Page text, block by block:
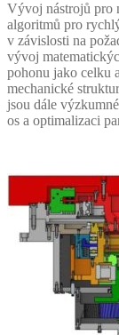
Vývoj nástrojů pro
algoritmů pro
v závislosti na
vývoj
pohonu jako celku
mechanické
jsou dále
os a optimalizaci